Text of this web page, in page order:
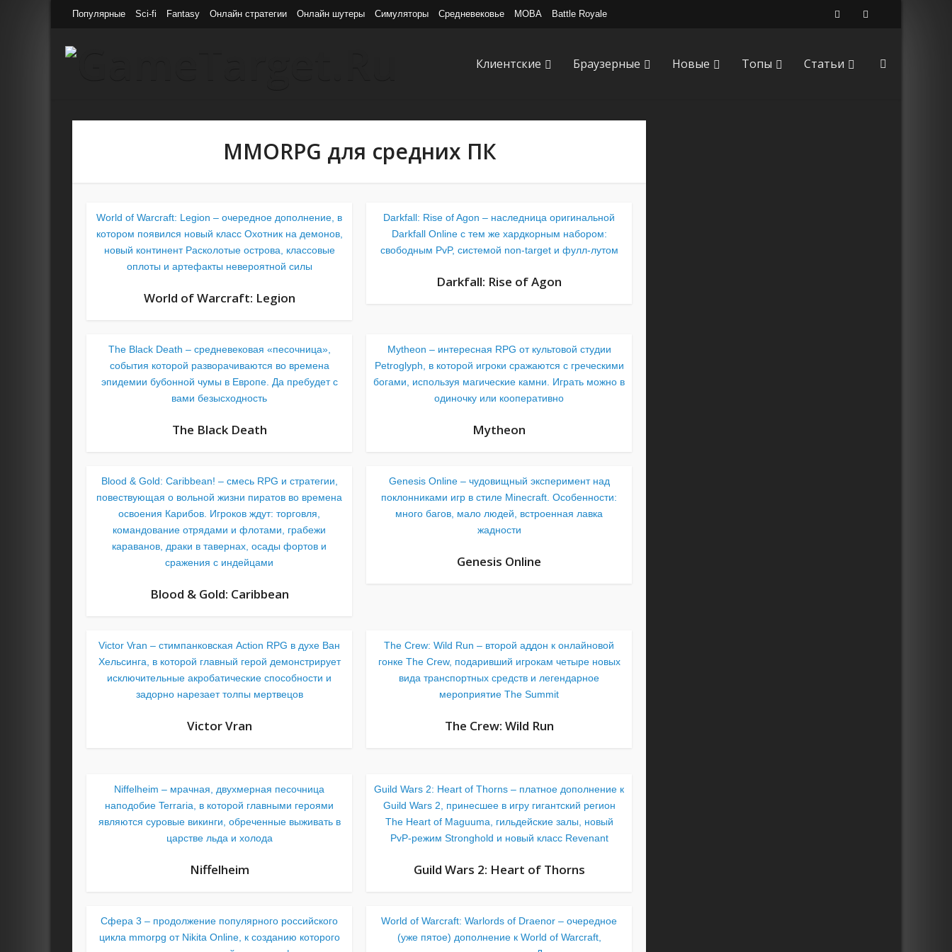
Популярные Sci-fi Fantasy Онлайн стратегии Онлайн шутеры Симуляторы Средневековье MOBA Battle Royale
Клиентские Браузерные Новые Топы Статьи
MMORPG для средних ПК
World of Warcraft: Legion – очередное дополнение, в
котором появился новый класс Охотник на демонов,
новый континент Расколотые острова, классовые
оплоты и артефакты невероятной силы
World of Warcraft: Legion
Darkfall: Rise of Agon – наследница оригинальной
Darkfall Online с тем же хардкорным набором:
свободным PvP, системой non-target и фулл-лутом
Darkfall: Rise of Agon
The Black Death – средневековая «песочница»,
события которой разворачиваются во времена
эпидемии бубонной чумы в Европе. Да пребудет с
вами безысходность
The Black Death
Mytheon – интересная RPG от культовой студии
Petroglyph, в которой игроки сражаются с греческими
богами, используя магические камни. Играть можно в
одиночку или кооперативно
Mytheon
Blood & Gold: Caribbean! – смесь RPG и стратегии,
повествующая о вольной жизни пиратов во времена
освоения Карибов. Игроков ждут: торговля,
командование отрядами и флотами, грабежи
караванов, драки в тавернах, осады фортов и
сражения с индейцами
Blood & Gold: Caribbean
Genesis Online – чудовищный эксперимент над
поклонниками игр в стиле Minecraft. Особенности:
много багов, мало людей, встроенная лавка
жадности
Genesis Online
Victor Vran – стимпанковская Action RPG в духе Ван
Хельсинга, в которой главный герой демонстрирует
исключительные акробатические способности и
задорно нарезает толпы мертвецов
Victor Vran
The Crew: Wild Run – второй аддон к онлайновой
гонке The Crew, подаривший игрокам четыре новых
вида транспортных средств и легендарное
мероприятие The Summit
The Crew: Wild Run
Niffelheim – мрачная, двухмерная песочница
наподобие Terraria, в которой главными героями
являются суровые викинги, обреченные выживать в
царстве льда и холода
Niffelheim
Guild Wars 2: Heart of Thorns – платное дополнение к
Guild Wars 2, принесшее в игру гигантский регион
The Heart of Maguuma, гильдейские залы, новый
PvP-режим Stronghold и новый класс Revenant
Guild Wars 2: Heart of Thorns
Сфера 3 – продолжение популярного российского
цикла mmorpg от Nikita Online, к созданию которого
World of Warcraft: Warlords of Draenor – очередное
(уже пятое) дополнение к World of Warcraft,